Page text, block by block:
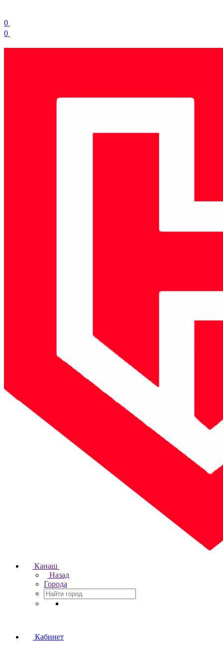
0
0
Канаш
Назад
Города
Кабинет